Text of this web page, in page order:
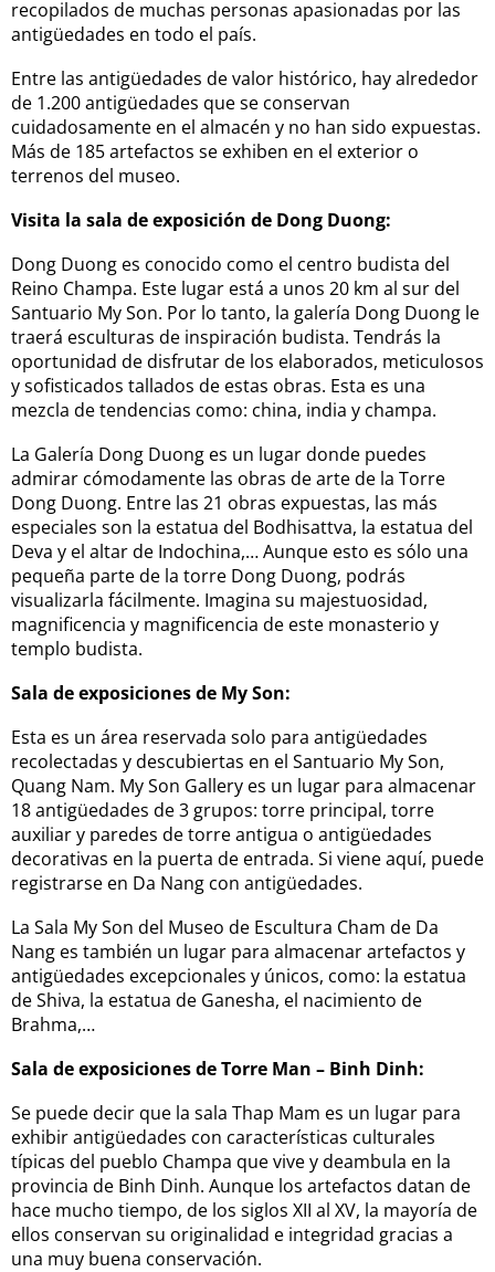
recopilados de muchas personas apasionadas por las
antigüedades en todo el país.
Entre las antigüedades de valor histórico, hay alrededor
de 1.200 antigüedades que se conservan
cuidadosamente en el almacén y no han sido expuestas.
Más de 185 artefactos se exhiben en el exterior o
terrenos del museo.
Visita la sala de exposición de Dong Duong:
Dong Duong es conocido como el centro budista del
Reino Champa. Este lugar está a unos 20 km al sur del
Santuario My Son. Por lo tanto, la galería Dong Duong le
traerá esculturas de inspiración budista. Tendrás la
oportunidad de disfrutar de los elaborados, meticulosos
y sofisticados tallados de estas obras. Esta es una
mezcla de tendencias como: china, india y champa.
La Galería Dong Duong es un lugar donde puedes
admirar cómodamente las obras de arte de la Torre
Dong Duong. Entre las 21 obras expuestas, las más
especiales son la estatua del Bodhisattva, la estatua del
Deva y el altar de Indochina,… Aunque esto es sólo una
pequeña parte de la torre Dong Duong, podrás
visualizarla fácilmente. Imagina su majestuosidad,
magnificencia y magnificencia de este monasterio y
templo budista.
Sala de exposiciones de My Son:
Esta es un área reservada solo para antigüedades
recolectadas y descubiertas en el Santuario My Son,
Quang Nam. My Son Gallery es un lugar para almacenar
18 antigüedades de 3 grupos: torre principal, torre
auxiliar y paredes de torre antigua o antigüedades
decorativas en la puerta de entrada. Si viene aquí, puede
registrarse en Da Nang con antigüedades.
La Sala My Son del Museo de Escultura Cham de Da
Nang es también un lugar para almacenar artefactos y
antigüedades excepcionales y únicos, como: la estatua
de Shiva, la estatua de Ganesha, el nacimiento de
Brahma,…
Sala de exposiciones de Torre Man – Binh Dinh:
Se puede decir que la sala Thap Mam es un lugar para
exhibir antigüedades con características culturales
típicas del pueblo Champa que vive y deambula en la
provincia de Binh Dinh. Aunque los artefactos datan de
hace mucho tiempo, de los siglos XII al XV, la mayoría de
ellos conservan su originalidad e integridad gracias a
una muy buena conservación.